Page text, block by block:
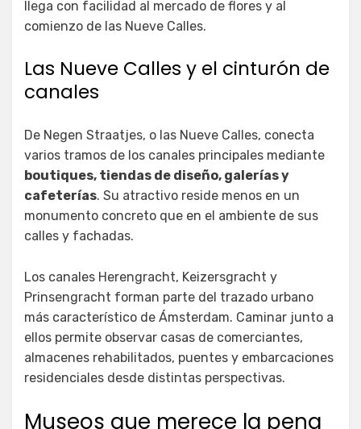
llega con facilidad al mercado de flores y al
comienzo de las Nueve Calles.
Las Nueve Calles y el cinturón de
canales
De Negen Straatjes, o las Nueve Calles, conecta
varios tramos de los canales principales mediante
boutiques, tiendas de diseño, galerías y
cafeterías. Su atractivo reside menos en un
monumento concreto que en el ambiente de sus
calles y fachadas.
Los canales Herengracht, Keizersgracht y
Prinsengracht forman parte del trazado urbano
más característico de Ámsterdam. Caminar junto a
ellos permite observar casas de comerciantes,
almacenes rehabilitados, puentes y embarcaciones
residenciales desde distintas perspectivas.
Museos que merece la pena